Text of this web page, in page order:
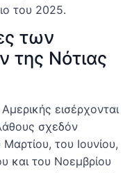
του 2025.
των
της Νότιας
εισέρχονται
σχεδόν
του Ιουνίου,
και του Νοεμβρίου